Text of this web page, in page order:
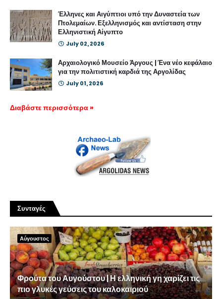
Έλληνες και Αιγύπτιοι υπό την Δυναστεία των
Πτολεμαίων. Εξελληνισμός και αντίσταση στην
Ελληνιστική Αίγυπτο
July 02, 2026
Αρχαιολογικό Μουσείο Άργους | Ένα νέο κεφάλαιο
για την πολιτιστική καρδιά της Αργολίδας
July 01, 2026
Διαβάστε περισσότερα »
Συνταγές
Αύγουστος
Φρούτα του Αυγούστου | Η ελληνική γη χαρίζει τις
πιο γλυκές γεύσεις του καλοκαιριού